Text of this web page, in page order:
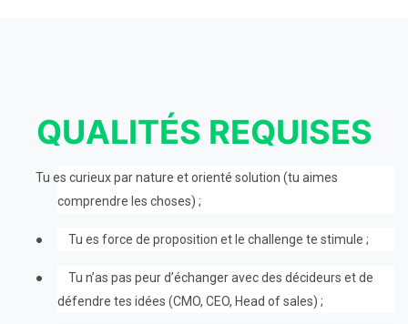
QUALITÉS REQUISES
Tu es curieux par nature et orienté solution (tu aimes
comprendre les choses) ;
● Tu es force de proposition et le challenge te stimule ;
●
Tu n’as pas peur d’échanger avec des décideurs et de
défendre tes idées (CMO, CEO, Head of sales) ;